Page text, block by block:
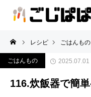
レシピ ごはんもの
ごはんもの 2025.07.01
116.炊飯器で簡